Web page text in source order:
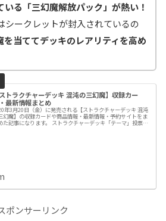
いる「三幻魔解放パック」が熱い！
シークレットが封入されているの
を当ててデッキのレアリティを高め
ストラクチャーデッキ 混沌の三幻魔】収録カー
最新情報まとめ
年3月20日（金）に発売される【ストラクチャーデッキ 混沌
幻魔】の収録カードや商品情報・最新情報・予約サイトをま
た記事になります。 ストラクチャーデッキ「テーマ」投票で
ポンサーリンク